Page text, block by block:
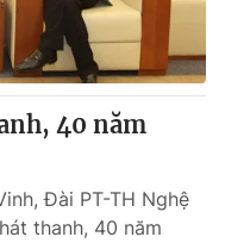
40 năm
Đài PT-TH Nghệ
thanh, 40 năm